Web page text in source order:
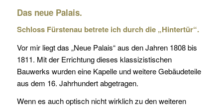
Das neue Palais.
Schloss Fürstenau betrete ich durch die „Hintertür“.
Vor mir liegt das „Neue Palais“ aus den Jahren 1808 bis
1811. Mit der Errichtung dieses klassizistischen
Bauwerks wurden eine Kapelle und weitere Gebäudeteile
aus dem 16. Jahrhundert abgetragen.
Wenn es auch optisch nicht wirklich zu den weiteren